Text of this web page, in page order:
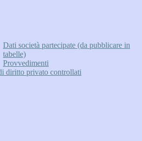
Dati società partecipate (da pubblicare in
tabelle)
Provvedimenti
diritto privato controllati